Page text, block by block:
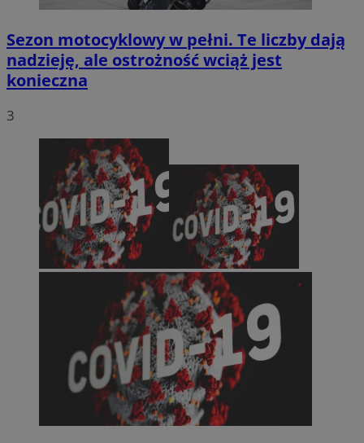
Sezon motocyklowy w pełni. Te liczby dają
nadzieję, ale ostrożność wciąż jest
konieczna
3